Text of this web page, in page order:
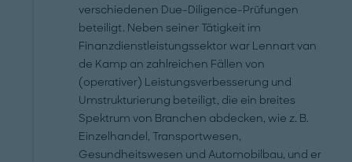
verschiedenen Due-Diligence-Prüfungen
beteiligt. Neben seiner Tätigkeit im
Finanzdienstleistungssektor war Lennart van
de Kamp an zahlreichen Fällen von
(operativer) Leistungsverbesserung und
Umstrukturierung beteiligt, die ein breites
Spektrum von Branchen abdecken, wie z. B.
Einzelhandel, Transportwesen,
Gesundheitswesen und Automobilbau, und er